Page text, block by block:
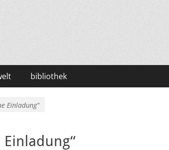
bibliothek
Einladung“